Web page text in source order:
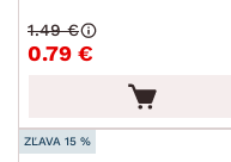
Plechy a pekáče
Príbory
Varešky a naberačky
Jedálenský servis
0.79 €
1.49 €
ZĽAVA 15 %